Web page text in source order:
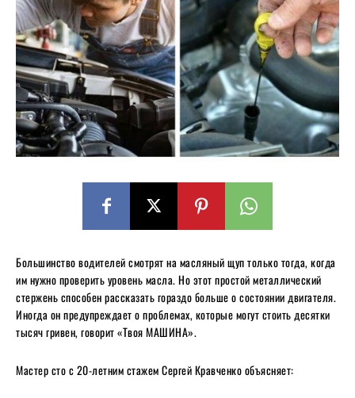
Большинство водителей смотрят на масляный щуп только тогда, когда
им нужно проверить уровень масла. Но этот простой металлический
стержень способен рассказать гораздо больше о состоянии двигателя.
Иногда он предупреждает о проблемах, которые могут стоить десятки
тысяч гривен, говорит «Твоя МАШИНА».
Мастер сто с 20-летним стажем Сергей Кравченко объясняет: